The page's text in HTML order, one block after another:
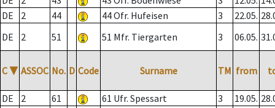
DE
2 44 44 Ofr. Hufeisen 3 22.05.
DE
2 51 51 Mfr. Tiergarten 3 06.05.
C ▼ ASSOC No. D Code Surname TM from
DE 2 61 61 Ufr. Spessart 3 19.05.